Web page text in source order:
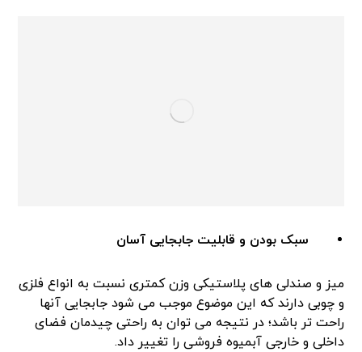
سبک بودن و قابلیت جابجایی آسان
میز و صندلی های پلاستیکی وزن کمتری نسبت به انواع فلزی
و چوبی دارند که این موضوع موجب می شود جابجایی آنها
راحت تر باشد؛ در نتیجه می توان به راحتی چیدمان فضای
داخلی و خارجی آبمیوه فروشی را تغییر داد.